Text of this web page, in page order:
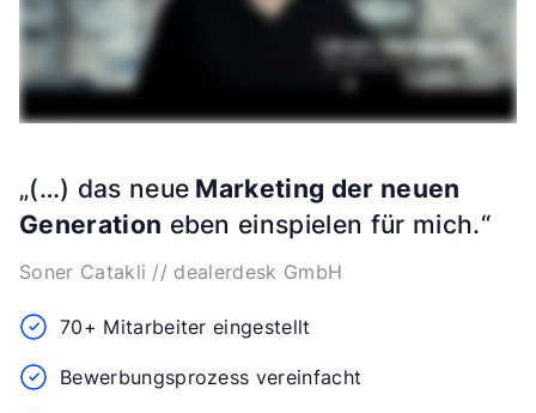
„(…) das neue Marketing der neuen
Generation eben einspielen für mich.“
Soner Catakli // dealerdesk GmbH
70+ Mitarbeiter eingestellt
Bewerbungsprozess vereinfacht